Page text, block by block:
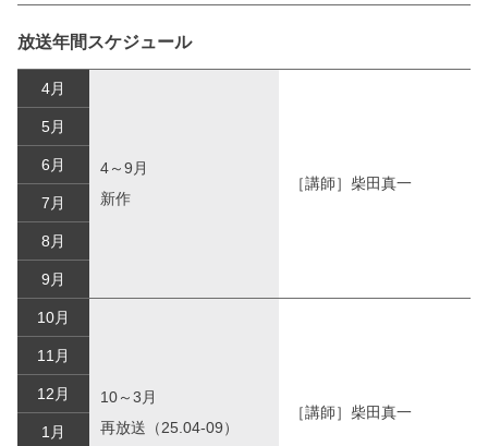
放送年間スケジュール
4月
4～9月
新作
［講師］柴田真一
5月
6月
7月
8月
9月
10月
10～3月
再放送（25.04-09）
［講師］柴田真一
11月
12月
1月